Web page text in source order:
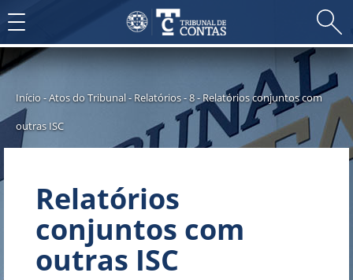
Toggle
navigation
Início-Atos do Tribunal-Relatórios-8 - Relatórios conjuntos com
outras ISC
Relatórios
conjuntos com
outras ISC